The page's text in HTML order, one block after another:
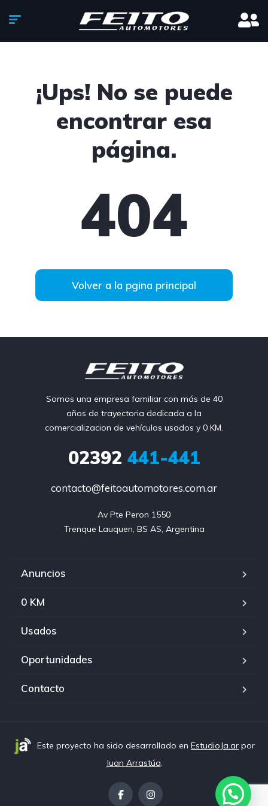
¡Ups! No se puede
encontrar esa
página.
404
Volver a la pgina principal
Somos una empresa familiar con más de 40
años de trayectoria dedicada a la
comercializacion de vehículos usados y 0 KM.
02392 441-441
contacto@feitoautomotores.com.ar
Av Pte Peron 1550
Trenque Lauquen, BS AS, Argentina
Anuncios
0 KM
Usados
Oportunidades
Contacto
Este proyecto ha sido desarrollado en EstudioJa.ar por
Juan Arrastúa.